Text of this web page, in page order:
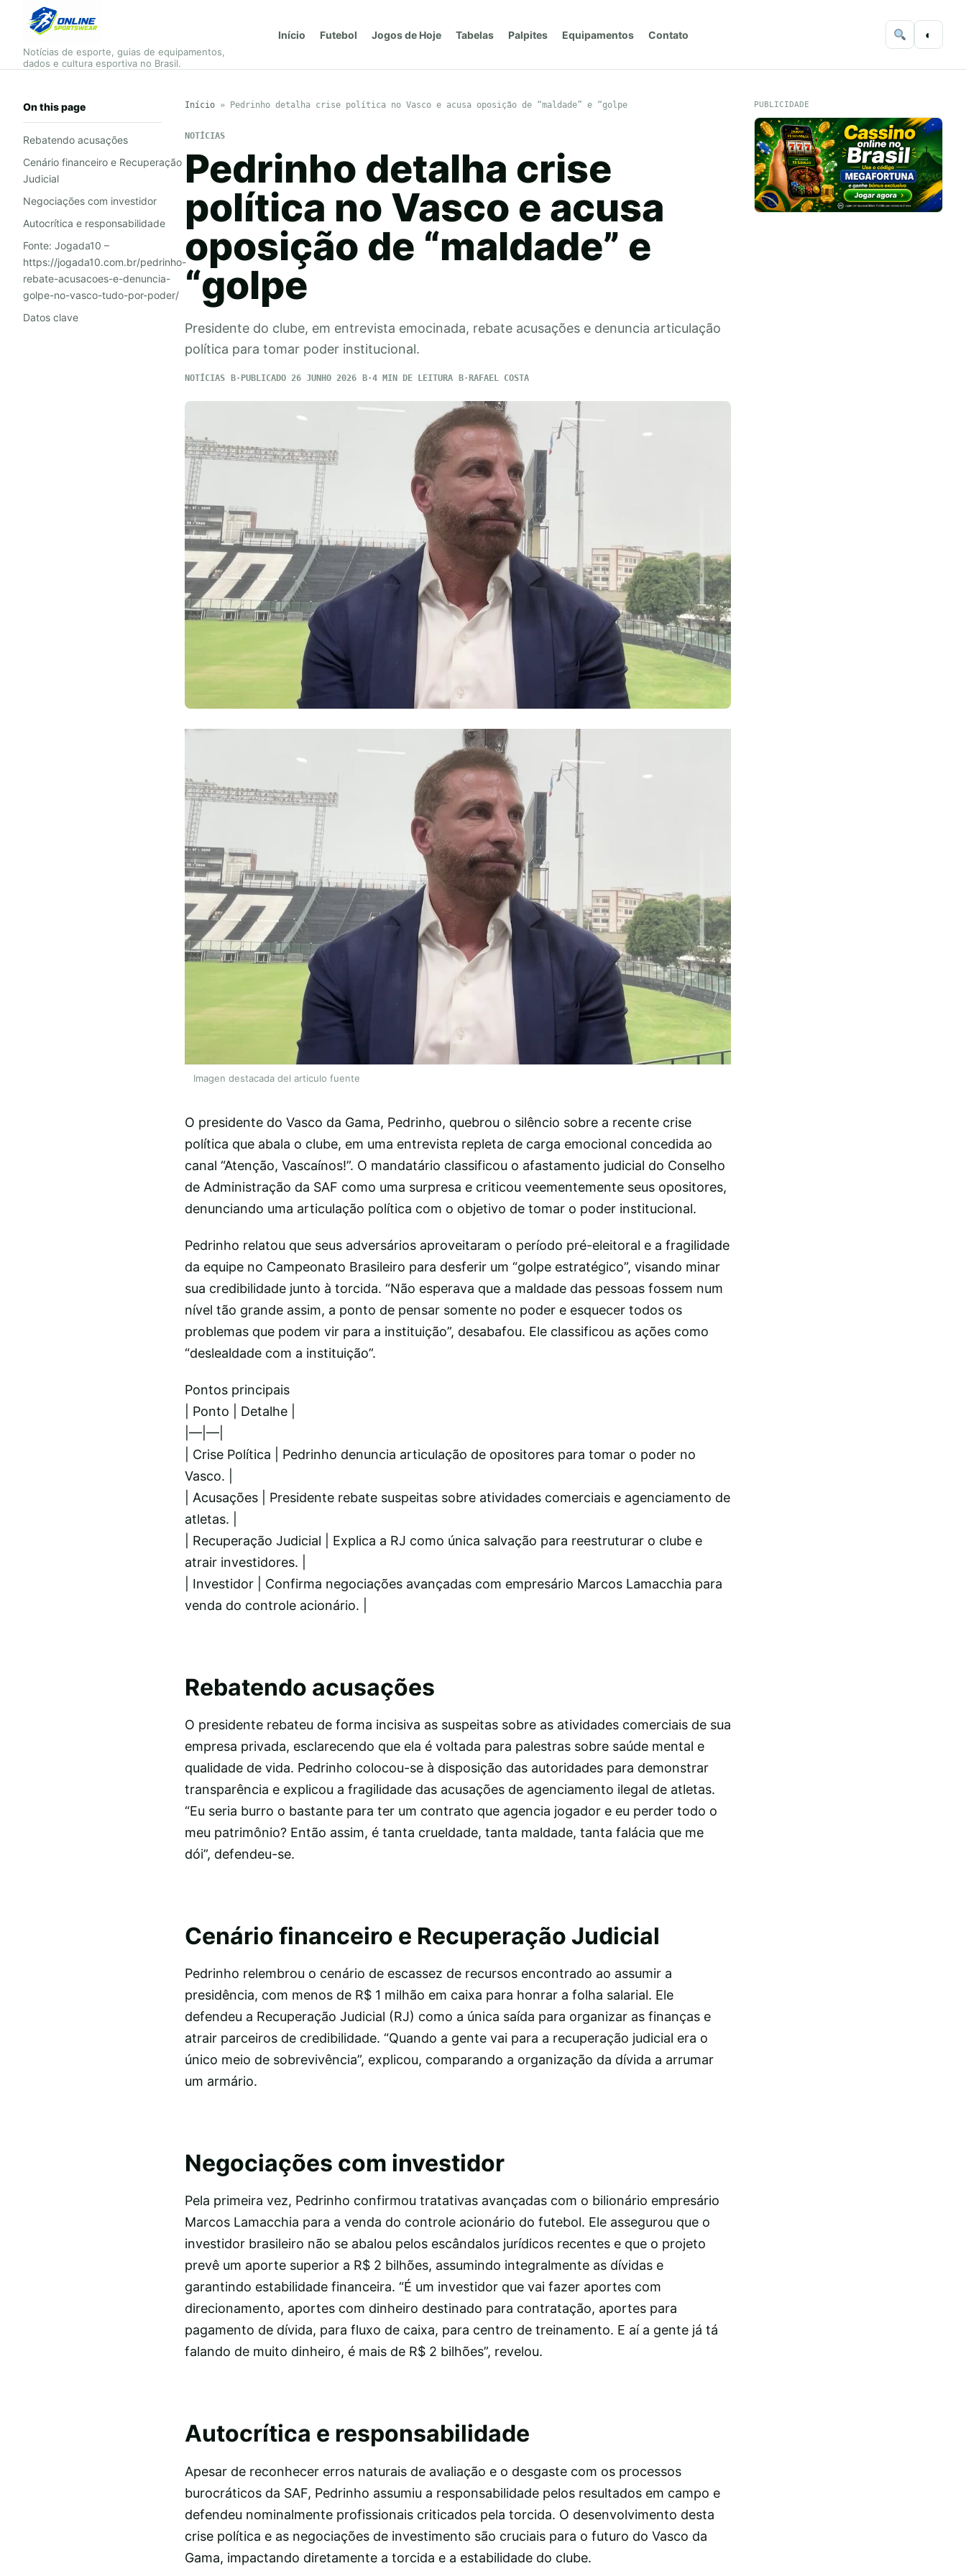
Notícias de esporte, guias de equipamentos,
dados e cultura esportiva no Brasil.
Início Futebol Jogos de Hoje Tabelas Palpites Equipamentos Contato ◐
On this page
Rebatendo acusações
Cenário financeiro e Recuperação
Judicial
Negociações com investidor
Autocrítica e responsabilidade
Fonte: Jogada10 –
https://jogada10.com.br/pedrinho-
rebate-acusacoes-e-denuncia-
golpe-no-vasco-tudo-por-poder/
Datos clave
Início» Pedrinho detalha crise política no Vasco e acusa oposição de “maldade” e “golpe
NOTÍCIAS
Pedrinho detalha crise
política no Vasco e acusa
oposição de “maldade” e
“golpe
Presidente do clube, em entrevista emocinada, rebate acusações e denuncia articulação
política para tomar poder institucional.
NOTÍCIAS PUBLICADO 26 JUNHO 2026 4 MIN DE LEITURA RAFAEL COSTA
Imagen destacada del articulo fuente
O presidente do Vasco da Gama, Pedrinho, quebrou o silêncio sobre a recente crise
política que abala o clube, em uma entrevista repleta de carga emocional concedida ao
canal “Atenção, Vascaínos!”. O mandatário classificou o afastamento judicial do Conselho
de Administração da SAF como uma surpresa e criticou veementemente seus opositores,
denunciando uma articulação política com o objetivo de tomar o poder institucional.
Pedrinho relatou que seus adversários aproveitaram o período pré-eleitoral e a fragilidade
da equipe no Campeonato Brasileiro para desferir um “golpe estratégico”, visando minar
sua credibilidade junto à torcida. “Não esperava que a maldade das pessoas fossem num
nível tão grande assim, a ponto de pensar somente no poder e esquecer todos os
problemas que podem vir para a instituição”, desabafou. Ele classificou as ações como
“deslealdade com a instituição”.
Pontos principais
| Ponto | Detalhe |
|—|—|
| Crise Política | Pedrinho denuncia articulação de opositores para tomar o poder no
Vasco. |
| Acusações | Presidente rebate suspeitas sobre atividades comerciais e agenciamento de
atletas. |
| Recuperação Judicial | Explica a RJ como única salvação para reestruturar o clube e
atrair investidores. |
| Investidor | Confirma negociações avançadas com empresário Marcos Lamacchia para
venda do controle acionário. |
Rebatendo acusações
O presidente rebateu de forma incisiva as suspeitas sobre as atividades comerciais de sua
empresa privada, esclarecendo que ela é voltada para palestras sobre saúde mental e
qualidade de vida. Pedrinho colocou-se à disposição das autoridades para demonstrar
transparência e explicou a fragilidade das acusações de agenciamento ilegal de atletas.
“Eu seria burro o bastante para ter um contrato que agencia jogador e eu perder todo o
meu patrimônio? Então assim, é tanta crueldade, tanta maldade, tanta falácia que me
dói”, defendeu-se.
Cenário financeiro e Recuperação Judicial
Pedrinho relembrou o cenário de escassez de recursos encontrado ao assumir a
presidência, com menos de R$ 1 milhão em caixa para honrar a folha salarial. Ele
defendeu a Recuperação Judicial (RJ) como a única saída para organizar as finanças e
atrair parceiros de credibilidade. “Quando a gente vai para a recuperação judicial era o
único meio de sobrevivência”, explicou, comparando a organização da dívida a arrumar
um armário.
Negociações com investidor
Pela primeira vez, Pedrinho confirmou tratativas avançadas com o bilionário empresário
Marcos Lamacchia para a venda do controle acionário do futebol. Ele assegurou que o
investidor brasileiro não se abalou pelos escândalos jurídicos recentes e que o projeto
prevê um aporte superior a R$ 2 bilhões, assumindo integralmente as dívidas e
garantindo estabilidade financeira. “É um investidor que vai fazer aportes com
direcionamento, aportes com dinheiro destinado para contratação, aportes para
pagamento de dívida, para fluxo de caixa, para centro de treinamento. E aí a gente já tá
falando de muito dinheiro, é mais de R$ 2 bilhões”, revelou.
Autocrítica e responsabilidade
Apesar de reconhecer erros naturais de avaliação e o desgaste com os processos
burocráticos da SAF, Pedrinho assumiu a responsabilidade pelos resultados em campo e
defendeu nominalmente profissionais criticados pela torcida. O desenvolvimento desta
crise política e as negociações de investimento são cruciais para o futuro do Vasco da
Gama, impactando diretamente a torcida e a estabilidade do clube.
PUBLICIDADE